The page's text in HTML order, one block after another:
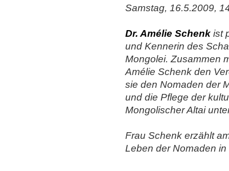
Samstag, 16.5.2009,
Dr. Amélie Schenk ist
und Kennerin des
Mongolei. Zusammen
Amélie Schenk den
sie den Nomaden der
und die Pflege der
Mongolischer Altai
Frau Schenk erzählt
Leben der Nomaden